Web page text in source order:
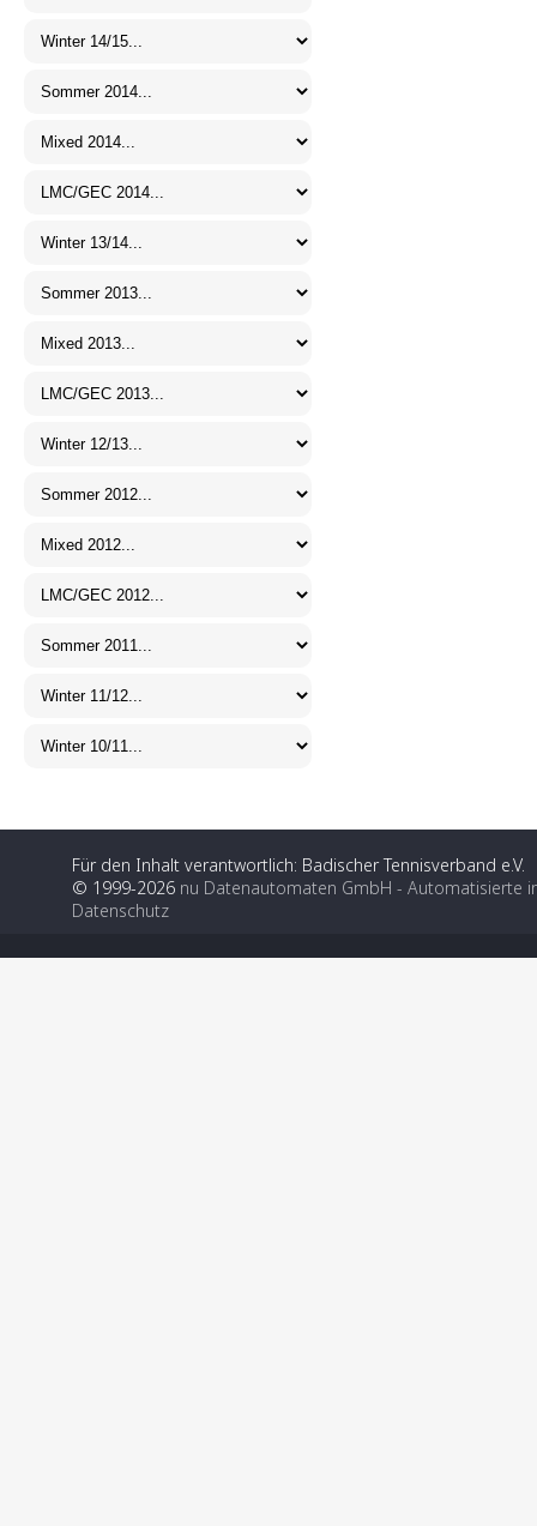
Für den Inhalt verantwortlich: Badischer Tennisverband e.V.
© 1999-2026 nu Datenautomaten GmbH - Automatisierte
Datenschutz